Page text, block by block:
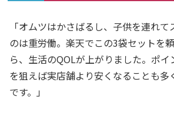
「オムツはかさばるし、子供を連れ
のは重労働。楽天でこの3袋セットを
ら、生活のQOLが上がりました。ポイ
を狙えば実店舗より安くなることも多
です。」